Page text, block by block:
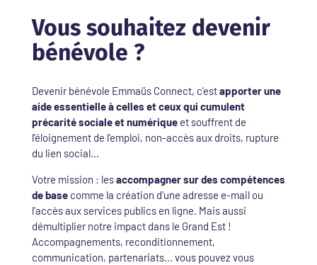
Vous souhaitez devenir
bénévole ?
Devenir bénévole Emmaüs Connect, c’estapporter une
aide essentielle à celles et ceux qui cumulent
précarité sociale et numériqueet souffrent de
l'éloignement de l'emploi, non-accès aux droits, rupture
du lien social...
Votre mission : lesaccompagner sur des compétences
de basecomme la création d'une adresse e-mail ou
l'accès aux services publics en ligne. Mais aussi
démultiplier notre impact dans le Grand Est !
Accompagnements, reconditionnement,
communication, partenariats... vous pouvez vous